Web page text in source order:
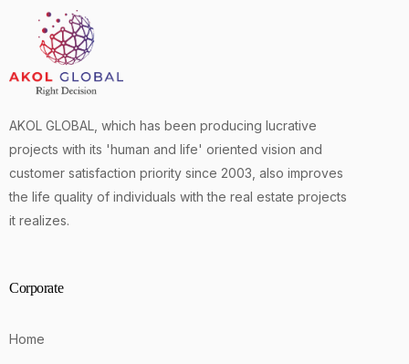
AKOL GLOBAL, which has been producing lucrative
projects with its 'human and life' oriented vision and
customer satisfaction priority since 2003, also improves
the life quality of individuals with the real estate projects
it realizes.
Corporate
Home